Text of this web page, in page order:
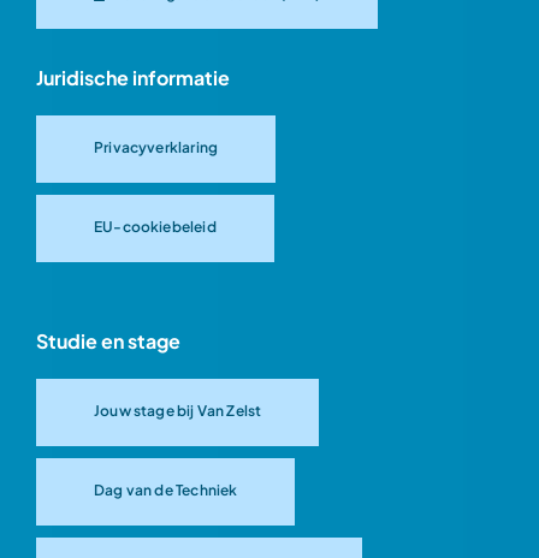
Juridische informatie
Privacyverklaring
EU-cookiebeleid
Studie en stage
Jouw stage bij Van Zelst
Dag van de Techniek